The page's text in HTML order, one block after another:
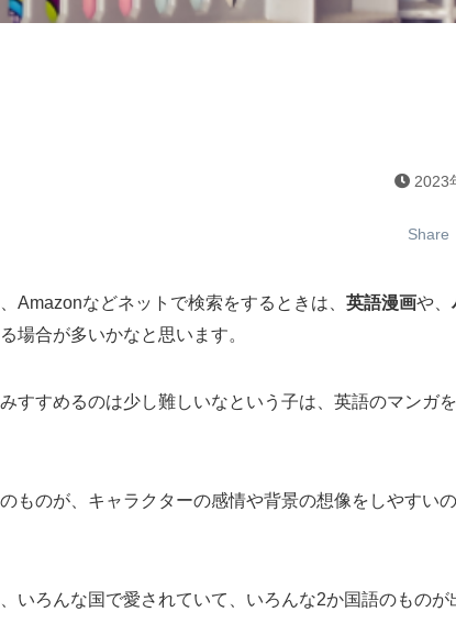
2023
Amazonなどネットで検索をするときは、 英語漫画や、
場合が多いかなと思います。
すすめるのは少し難しいなという子は、英語のマンガ
ものが、キャラクターの感情や背景の想像をしやすい
いろんな国で愛されていて、いろんな2か国語のものが